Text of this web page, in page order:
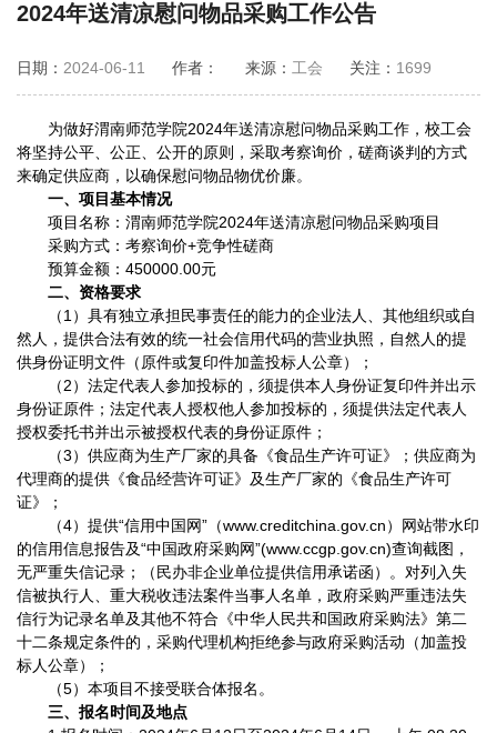
2024年送清凉慰问物品采购工作公告
日期： 2024-06-11 作者： 来源： 工会 关注： 1699
为做好渭南师范学院2024年送清凉慰问物品采购工作，校工会
将坚持公平、公正、公开的原则，采取考察询价，磋商谈判的方式
来确定供应商，以确保慰问物品物优价廉。
一、项目基本情况
项目名称：渭南师范学院2024年送清凉慰问物品采购项目
采购方式：考察询价+竞争性磋商
预算金额：450000.00元
二、资格要求
（1）具有独立承担民事责任的能力的企业法人、其他组织或自
然人，提供合法有效的统一社会信用代码的营业执照，自然人的提
供身份证明文件（原件或复印件加盖投标人公章）；
（2）法定代表人参加投标的，须提供本人身份证复印件并出示
身份证原件；法定代表人授权他人参加投标的，须提供法定代表人
授权委托书并出示被授权代表的身份证原件；
（3）供应商为生产厂家的具备《食品生产许可证》；供应商为
代理商的提供《食品经营许可证》及生产厂家的《食品生产许可
证》；
（4）提供“信用中国网”（www.creditchina.gov.cn）网站带水印
的信用信息报告及“中国政府采购网”(www.ccgp.gov.cn)查询截图，
无严重失信记录；（民办非企业单位提供信用承诺函）。对列入失
信被执行人、重大税收违法案件当事人名单，政府采购严重违法失
信行为记录名单及其他不符合《中华人民共和国政府采购法》第二
十二条规定条件的，采购代理机构拒绝参与政府采购活动（加盖投
标人公章）；
（5）本项目不接受联合体报名。
三、 报名时间及地点